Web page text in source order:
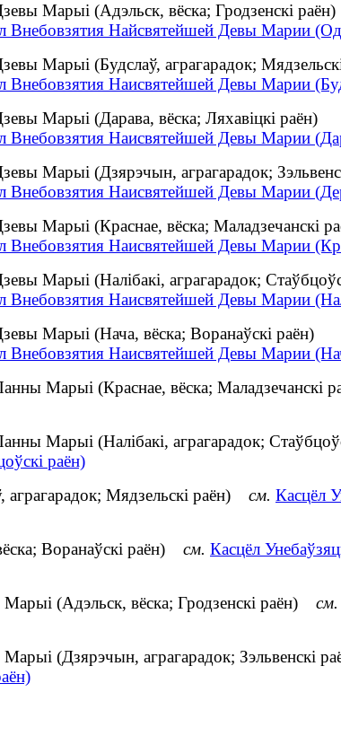
Марыі (Адэльск, вёска; Гродзенскі раён)
Внебовзятия Найсвятейшей Девы Марии
Марыі (Будслаў, аграгарадок;
Внебовзятия Наисвятейшей Девы Марии
Марыі (Дарава, вёска; Ляхавіцкі раён)
Внебовзятия Наисвятейшей Девы Марии
Марыі (Дзярэчын, аграгарадок;
Внебовзятия Наисвятейшей Девы Марии
Марыі (Краснае, вёска; Маладзечанскі
Внебовзятия Наисвятейшей Девы Марии
Марыі (Налібакі, аграгарадок;
Внебовзятия Наисвятейшей Девы Марии
Марыі (Нача, вёска; Воранаўскі раён)
Внебовзятия Наисвятейшей Девы Марии
Марыі (Краснае, вёска; Маладзечанскі
Марыі (Налібакі, аграгарадок;
раён)
Мядзельскі раён) см. Касцёл
Воранаўскі раён) см. Касцёл
(Адэльск, вёска; Гродзенскі раён) см.
(Дзярэчын, аграгарадок; Зэльвенскі